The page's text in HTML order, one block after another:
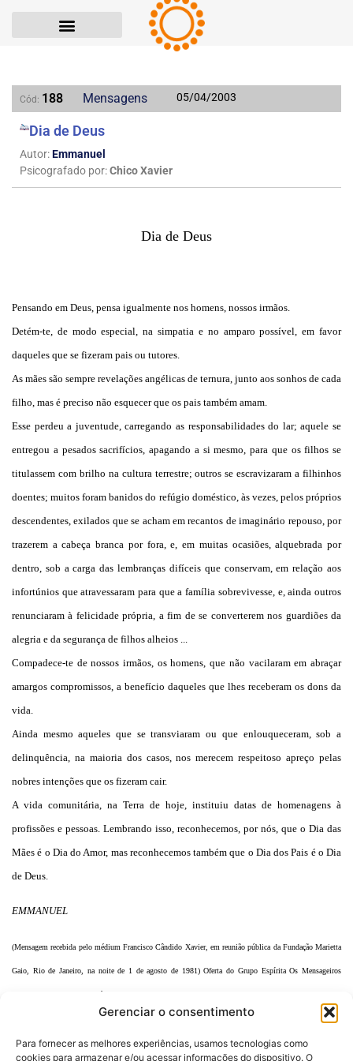
Gerenciar o consentimento
Para fornecer as melhores experiências, usamos tecnologias como
cookies para armazenar e/ou acessar informações do dispositivo. O
Cód: 188 Mensagens 05/04/2003
Dia de Deus
Autor:Emmanuel
Psicografado por:Chico Xavier
Dia de Deus
Pensando em Deus, pensa igualmente nos homens, nossos irmãos.
Detém-te, de modo especial, na simpatia e no amparo possível, em favor
daqueles que se fizeram pais ou tutores.
As mães são sempre revelações angélicas de ternura, junto aos sonhos de cada
filho, mas é preciso não esquecer que os pais também amam.
Esse perdeu a juventude, carregando as responsabilidades do lar; aquele se
entregou a pesados sacrifícios, apagando a si mesmo, para que os filhos se
titulassem com brilho na cultura terrestre; outros se escravizaram a filhinhos
doentes; muitos foram banidos do refúgio doméstico, às vezes, pelos próprios
descendentes, exilados que se acham em recantos de imaginário repouso, por
trazerem a cabeça branca por fora, e, em muitas ocasiões, alquebrada por
dentro, sob a carga das lembranças difíceis que conservam, em relação aos
infortúnios que atravessaram para que a família sobrevivesse, e, ainda outros
renunciaram à felicidade própria, a fim de se converterem nos guardiões da
alegria e da segurança de filhos alheios ...
Compadece-te de nossos irmãos, os homens, que não vacilaram em abraçar
amargos compromissos, a benefício daqueles que lhes receberam os dons da
vida.
Ainda mesmo aqueles que se transviaram ou que enlouqueceram, sob a
delinquência, na maioria dos casos, nos merecem respeitoso apreço pelas
nobres intenções que os fizeram cair.
A vida comunitária, na Terra de hoje, instituiu datas de homenagens à
profissões e pessoas. Lembrando isso, reconhecemos, por nós, que o Dia das
Mães é o Dia do Amor, mas reconhecemos também que o Dia dos Pais é o Dia
de Deus.
EMMANUEL
(Mensagem recebida pelo médium Francisco Cândido Xavier, em reunião pública da Fundação Marietta
Gaio, Rio de Janeiro, na noite de 1 de agosto de 1981) Oferta do Grupo Espírita Os Mensageiros
(Fundado em 1953, por José Gonçalves Pereira)